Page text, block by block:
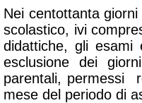
Nei centottanta
scolastico, ivi
didattiche, gli
esclusione dei
parentali, permessi
mese del periodo di